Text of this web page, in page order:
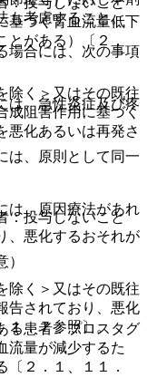
基づく腎血流量低下
がある）〔２．
除く＞又はその既往
成阻害作用に基づく
悪化あるいは再発さ
：投与しないこと
、悪化するおそれが
除く＞又はその既往
告されており、悪化
１．７参照〕。
も考慮すること。
場合には、次の事項
は、急性炎症及び疼
は、原則として同一
は、原因療法があれ
る患者：プロスタグ
流量が減少するた
２．１、１１．